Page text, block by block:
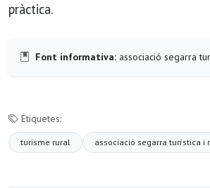
pràctica.
Font informativa: associació segarra
Etiquetes:
turisme rural associació segarra turística i